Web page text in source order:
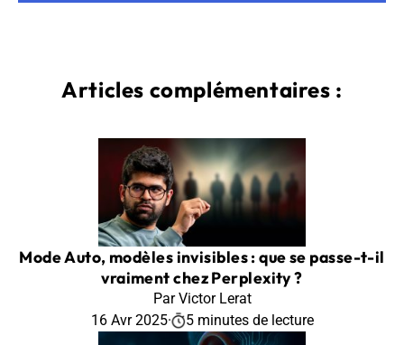
Articles complémentaires :
Mode Auto, modèles invisibles : que se passe-t-il
vraiment chez Perplexity ?
Par Victor Lerat
16 Avr 2025· 5 minutes de lecture